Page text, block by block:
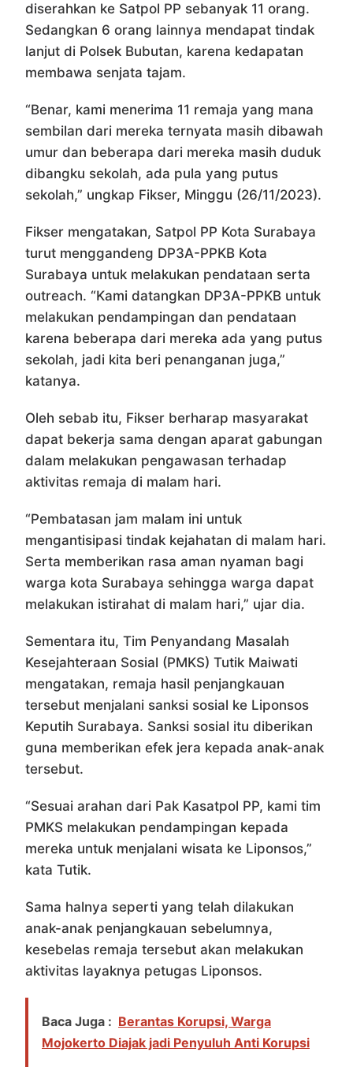
diserahkan ke Satpol PP sebanyak 11 orang.
Sedangkan 6 orang lainnya mendapat tindak
lanjut di Polsek Bubutan, karena kedapatan
membawa senjata tajam.
“Benar, kami menerima 11 remaja yang mana
sembilan dari mereka ternyata masih dibawah
umur dan beberapa dari mereka masih duduk
dibangku sekolah, ada pula yang putus
sekolah,” ungkap Fikser, Minggu (26/11/2023).
Fikser mengatakan, Satpol PP Kota Surabaya
turut menggandeng DP3A-PPKB Kota
Surabaya untuk melakukan pendataan serta
outreach. “Kami datangkan DP3A-PPKB untuk
melakukan pendampingan dan pendataan
karena beberapa dari mereka ada yang putus
sekolah, jadi kita beri penanganan juga,”
katanya.
Oleh sebab itu, Fikser berharap masyarakat
dapat bekerja sama dengan aparat gabungan
dalam melakukan pengawasan terhadap
aktivitas remaja di malam hari.
“Pembatasan jam malam ini untuk
mengantisipasi tindak kejahatan di malam hari.
Serta memberikan rasa aman nyaman bagi
warga kota Surabaya sehingga warga dapat
melakukan istirahat di malam hari,” ujar dia.
Sementara itu, Tim Penyandang Masalah
Kesejahteraan Sosial (PMKS) Tutik Maiwati
mengatakan, remaja hasil penjangkauan
tersebut menjalani sanksi sosial ke Liponsos
Keputih Surabaya. Sanksi sosial itu diberikan
guna memberikan efek jera kepada anak-anak
tersebut.
“Sesuai arahan dari Pak Kasatpol PP, kami tim
PMKS melakukan pendampingan kepada
mereka untuk menjalani wisata ke Liponsos,”
kata Tutik.
Sama halnya seperti yang telah dilakukan
anak-anak penjangkauan sebelumnya,
kesebelas remaja tersebut akan melakukan
aktivitas layaknya petugas Liponsos.
Baca Juga : Berantas Korupsi, Warga
Mojokerto Diajak jadi Penyuluh Anti Korupsi